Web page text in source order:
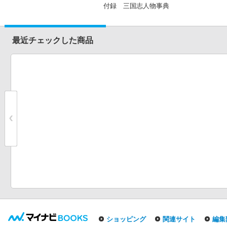
付録 三国志人物事典
最近チェックした商品
ショッピング 関連サイト 編集